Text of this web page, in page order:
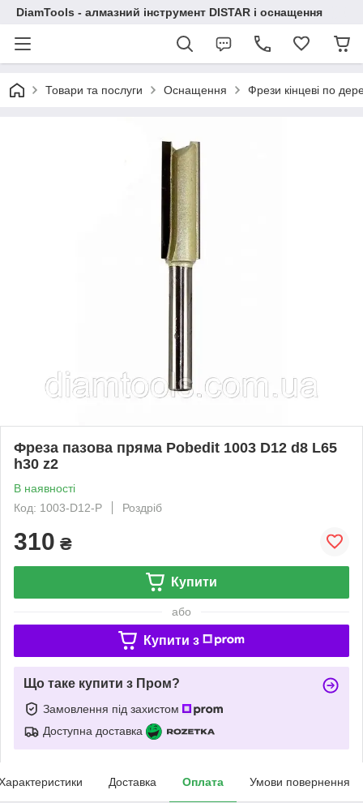
DiamTools - алмазний інструмент DISTAR і оснащення
Товари та послуги Оснащення Фрези кінцеві по
Фреза пазова пряма Pobedit 1003 D12 d8 L65
h30 z2
В наявності
Код: 1003-D12-P
Роздріб
310 ₴
Купити
або
Купити з
Що таке купити з Пром?
Замовлення під захистом
Доступна доставка
Доставка Оплата Умови повернення